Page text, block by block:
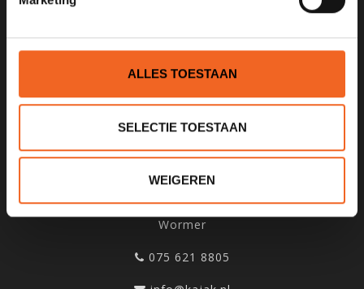
ALLES TOESTAAN
SELECTIE TOESTAAN
WEIGEREN
SCHRIJF JE IN VOOR ONZE
NIEUWSBRIEF
KANOCENTRUM ARJAN BLOEM
Poelweg 1B
1531MD
Wormer
075 621 8805